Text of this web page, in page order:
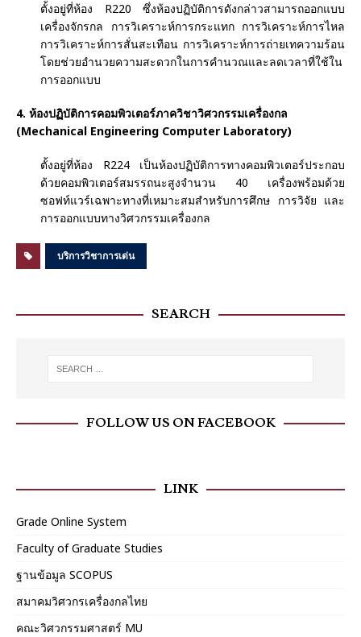
ตั้งอยู่ที่ห้อง R220 ซึ่งห้องปฏิบัติการดังกล่าวสามารถออกแบบ
เครื่องจักรกล การวิเคราะห์การกระแทก การวิเคราะห์การไหล
การวิเคราะห์การสั่นสะเทือน การวิเคราะห์การถ่ายเทความร้อน
โดยช่วยอำนวยความสะดวกในการคำนวณและลดเวลาที่ใช้ใน
การออกแบบ
4. ห้องปฏิบัติการคอมพิวเตอร์ภาควิชาวิศวกรรมเครื่องกล
(Mechanical Engineering Computer Laboratory)
ตั้งอยู่ที่ห้อง R224 เป็นห้องปฏิบัติการทางคอมพิวเตอร์ประกอบ
ด้วยคอมพิวเตอร์สมรรถนะสูงจำนวน 40 เครื่องพร้อมด้วย
ซอฟท์แวร์เฉพาะทางที่เหมาะสมสำหรับการศึกษ การวิจัย และ
การออกแบบทางวิศวกรรมเครื่องกล
บริการวิชาการเด่น
SEARCH
FOLLOW US ON FACEBOOK
LINK
Grade Online System
Faculty of Graduate Studies
ฐานข้อมูล SCOPUS
สมาคมวิศวกรเครื่องกลไทย
คณะวิศวกรรมศาสตร์ MU